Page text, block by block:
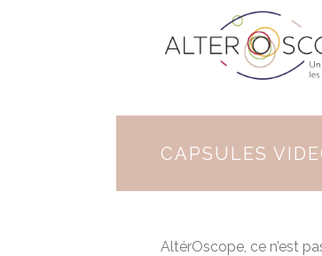
CAPSULES
AltérOscope, ce n’est